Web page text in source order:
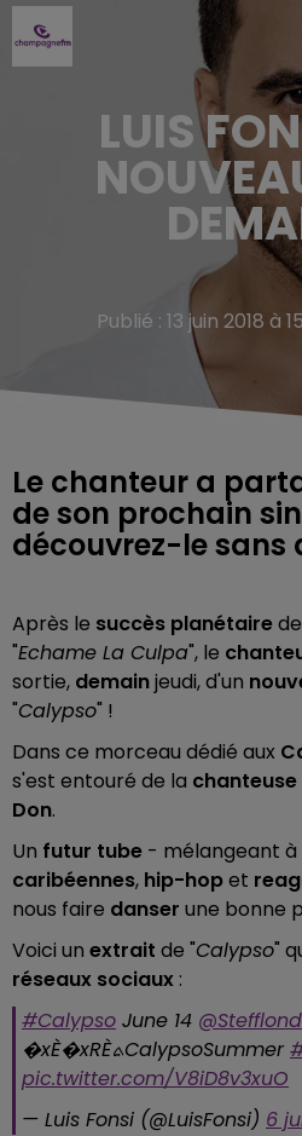
LUIS
Publié : 13 juin 2018 à
Le chanteur a
de son prochain
découvrez-le sans
Après le succès planétaire
"Echame La Culpa", le
sortie, demainjeudi, d'un
"Calypso" !
Dans ce morceau dédié aux
s'est entouré de la chanteuse
Don.
Un futur tube - mélangeant
caribéennes, hip-hopet
nous faire danser une bonne
Voici un extrait de "Calypso"
réseaux sociaux :
#Calypso June 14
�xÈ�xRÈܬCalypsoSummer
pic.twitter.com/V8iD8v3xuO
— Luis Fonsi (@LuisFonsi) 6